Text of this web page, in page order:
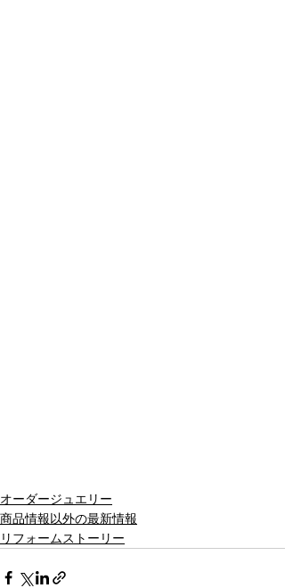
オーダージュエリー
商品情報以外の最新情報
リフォームストーリー